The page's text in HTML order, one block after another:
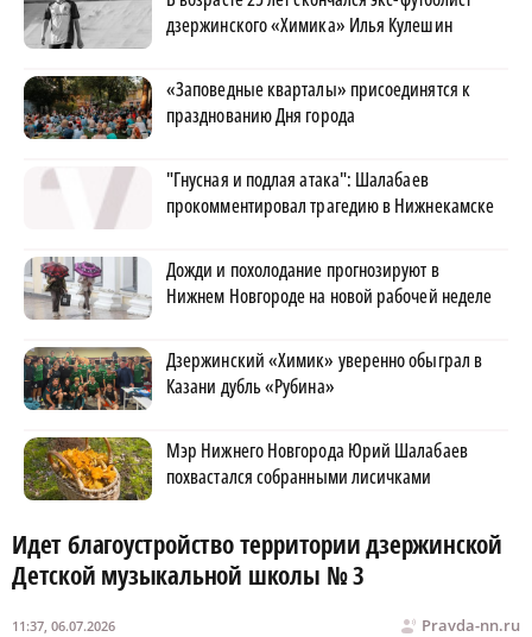
дзержинского «Химика» Илья Кулешин
«Заповедные кварталы» присоединятся к
празднованию Дня города
"Гнусная и подлая атака": Шалабаев
прокомментировал трагедию в Нижнекамске
Дожди и похолодание прогнозируют в
Нижнем Новгороде на новой рабочей неделе
Дзержинский «Химик» уверенно обыграл в
Казани дубль «Рубина»
Мэр Нижнего Новгорода Юрий Шалабаев
похвастался собранными лисичками
Идет благоустройство территории дзержинской
Детской музыкальной школы № 3
Pravda-nn.ru
11:37, 06.07.2026